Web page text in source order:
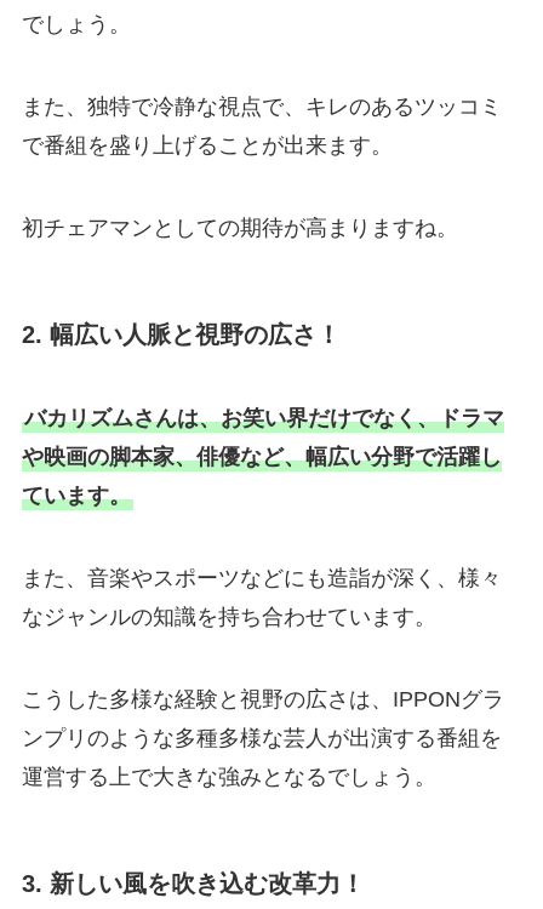
でしょう。
また、独特で冷静な視点で、キレのあるツッコミ
で番組を盛り上げることが出来ます。
初チェアマンとしての期待が高まりますね。
2. 幅広い人脈と視野の広さ！
バカリズムさんは、お笑い界だけでなく、ドラマ
や映画の脚本家、俳優など、幅広い分野で活躍し
ています。
また、音楽やスポーツなどにも造詣が深く、様々
なジャンルの知識を持ち合わせています。
こうした多様な経験と視野の広さは、IPPONグラ
ンプリのような多種多様な芸人が出演する番組を
運営する上で大きな強みとなるでしょう。
3. 新しい風を吹き込む改革力！